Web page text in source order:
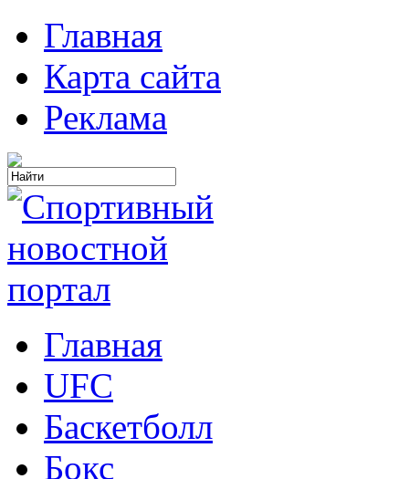
Главная
Карта сайта
Реклама
Главная
UFC
Баскетболл
Бокс